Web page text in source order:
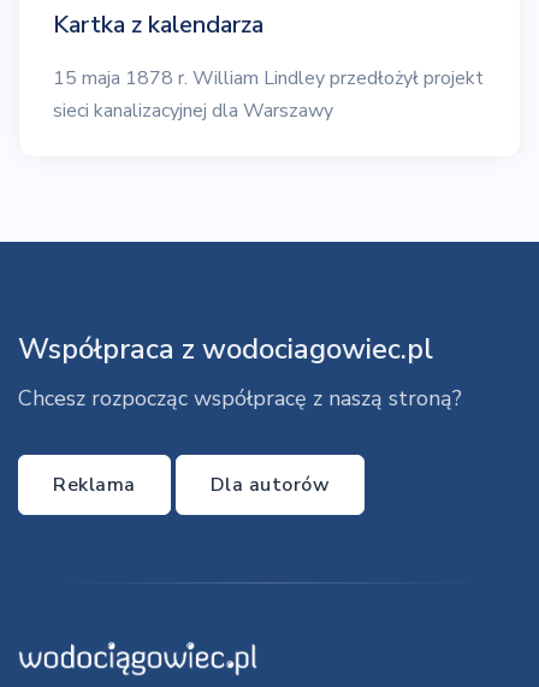
Kartka z kalendarza
15 maja 1878 r. William Lindley przedłożył projekt
sieci kanalizacyjnej dla Warszawy
Współpraca z wodociagowiec.pl
Chcesz rozpocząc współpracę z naszą stroną?
Reklama Dla autorów